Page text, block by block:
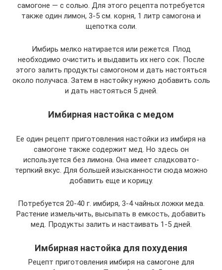
самогоне — с солью. Для этого рецепта потребуется
также один лимон, 3-5 см. корня, 1 литр самогона и
щепотка соли.
Имбирь мелко натирается или режется. Плод
необходимо очистить и выдавить их него сок. После
этого залить продукты самогоном и дать настояться
около получаса. Затем в настойку нужно добавить соль
и дать настояться 5 дней.
Имбирная настойка с медом
Ее один рецепт приготовления настойки из имбиря на
самогоне также содержит мед. Но здесь он
используется без лимона. Она имеет сладковато-
терпкий вкус. Для большей изысканности сюда можно
добавить еще и корицу.
Потребуется 20-40 г. имбиря, 3-4 чайных ложки меда.
Растение измельчить, высыпать в емкость, добавить
мед. Продукты залить и настаивать 1-5 дней.
Имбирная настойка для похудения
Рецепт приготовления имбиря на самогоне для